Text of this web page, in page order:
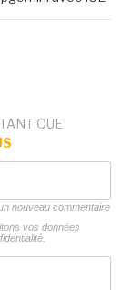
QUE
nouveau commentaire
vos données